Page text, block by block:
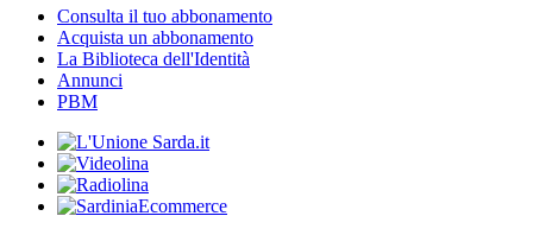
Consulta il tuo abbonamento
Acquista un abbonamento
La Biblioteca dell'Identità
Annunci
PBM